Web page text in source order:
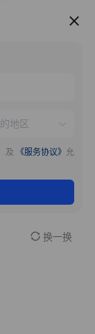
服务推荐
及 《服务协议》 允
换一换